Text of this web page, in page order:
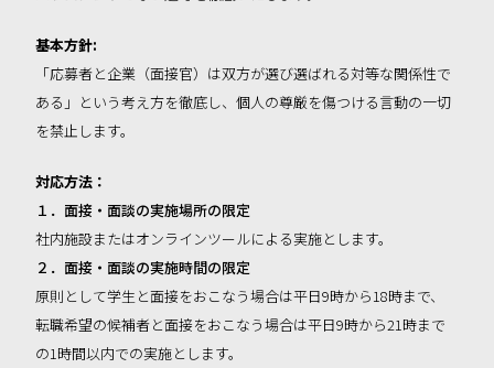
基本方針:
「応募者と企業（面接官）は双方が選び選ばれる対等な関係性で
ある」という考え方を徹底し、個人の尊厳を傷つける言動の一切
を禁止します。
対応方法：
１．面接・面談の実施場所の限定
社内施設またはオンラインツールによる実施とします。
２．面接・面談の実施時間の限定
原則として学生と面接をおこなう場合は平日9時から18時まで、
転職希望の候補者と面接をおこなう場合は平日9時から21時まで
の1時間以内での実施とします。